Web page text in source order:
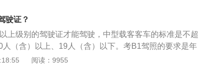
括水罐消防车、泡沫消防车、干粉消防车、远程供水消
梯登高消防车等。
》，表上需粘贴照片；4、机动车驾驶证应当没有被暂
记分达到12分、违法行为未处理、未缴纳罚款等情形。
形处理完毕后换证。5、机动车驾驶人持身份证及复印
动车驾驶证申请表》、机动车驾驶证；机动车驾驶人照
车辆管理所申请换证。车辆管理所在审核合格后1个工
驶证？
上级别的驾驶证才能驾驶，中型载客客车的标准是不超
（含）以上、19人（含）以下。考B1驾照的要求是年
岁以下；并且有C1驾照三年以上；申请增考B1驾照准
阅读：9955